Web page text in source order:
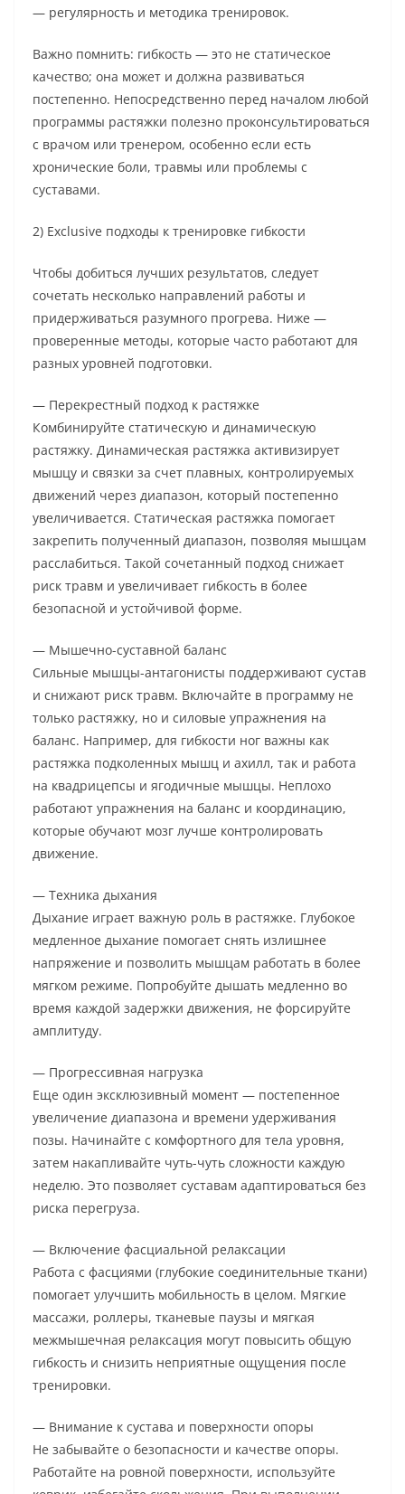
— регулярность и методика тренировок.
Важно помнить: гибкость — это не статическое
качество; она может и должна развиваться
постепенно. Непосредственно перед началом любой
программы растяжки полезно проконсультироваться
с врачом или тренером, особенно если есть
хронические боли, травмы или проблемы с
суставами.
2) Exclusive подходы к тренировке гибкости
Чтобы добиться лучших результатов, следует
сочетать несколько направлений работы и
придерживаться разумного прогрева. Ниже —
проверенные методы, которые часто работают для
разных уровней подготовки.
— Перекрестный подход к растяжке
Комбинируйте статическую и динамическую
растяжку. Динамическая растяжка активизирует
мышцу и связки за счет плавных, контролируемых
движений через диапазон, который постепенно
увеличивается. Статическая растяжка помогает
закрепить полученный диапазон, позволяя мышцам
расслабиться. Такой сочетанный подход снижает
риск травм и увеличивает гибкость в более
безопасной и устойчивой форме.
— Мышечно-суставной баланс
Сильные мышцы-антагонисты поддерживают сустав
и снижают риск травм. Включайте в программу не
только растяжку, но и силовые упражнения на
баланс. Например, для гибкости ног важны как
растяжка подколенных мышц и ахилл, так и работа
на квадрицепсы и ягодичные мышцы. Неплохо
работают упражнения на баланс и координацию,
которые обучают мозг лучше контролировать
движение.
— Техника дыхания
Дыхание играет важную роль в растяжке. Глубокое
медленное дыхание помогает снять излишнее
напряжение и позволить мышцам работать в более
мягком режиме. Попробуйте дышать медленно во
время каждой задержки движения, не форсируйте
амплитуду.
— Прогрессивная нагрузка
Еще один эксклюзивный момент — постепенное
увеличение диапазона и времени удерживания
позы. Начинайте с комфортного для тела уровня,
затем накапливайте чуть-чуть сложности каждую
неделю. Это позволяет суставам адаптироваться без
риска перегруза.
— Включение фасциальной релаксации
Работа с фасциями (глубокие соединительные ткани)
помогает улучшить мобильность в целом. Мягкие
массажи, роллеры, тканевые паузы и мягкая
межмышечная релаксация могут повысить общую
гибкость и снизить неприятные ощущения после
тренировки.
— Внимание к сустава и поверхности опоры
Не забывайте о безопасности и качестве опоры.
Работайте на ровной поверхности, используйте